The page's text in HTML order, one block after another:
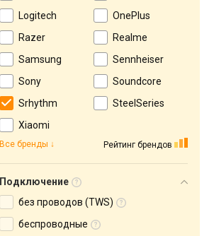
Logitech
OnePlus
Razer
Realme
Samsung
Sennheiser
Sony
Soundcore
Srhythm
SteelSeries
Xiaomi
Рейтинг брендов
Все бренды
Подключение
без проводов (TWS)
беспроводные